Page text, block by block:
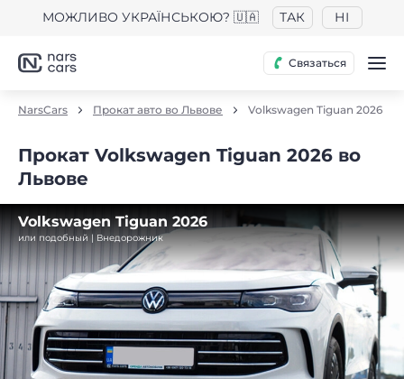
МОЖЛИВО УКРАЇНСЬКОЮ? 🇺🇦 ТАК НІ
Связаться
NarsCars Прокат авто во Львове Volkswagen Tiguan 2026
Прокат Volkswagen Tiguan 2026 во
Львове
Volkswagen Tiguan 2026
или подобный | Внедорожник